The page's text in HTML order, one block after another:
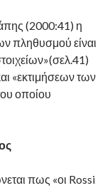
(2000:41) η
πληθυσμού είναι
«εκτιμήσεων των
οποίου
πως «οι Rossi